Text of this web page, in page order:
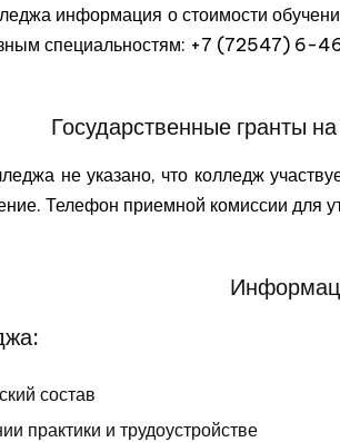
информация о стоимости
специальностям: +7 (72547) 6-
Государственные гранты
не указано, что колледж
Телефон приемной комиссии
состав
практики и трудоустройстве